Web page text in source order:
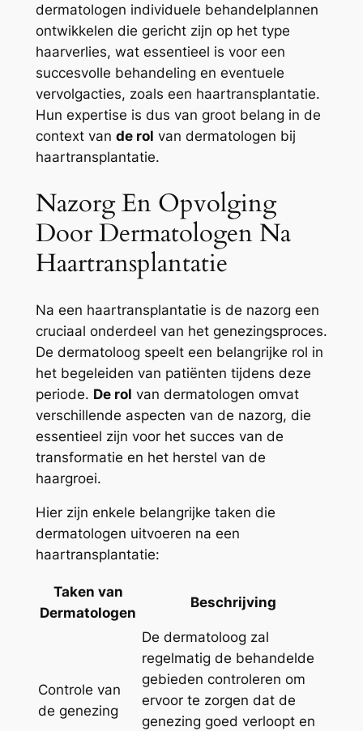
dermatologen individuele behandelplannen
ontwikkelen die gericht zijn op het type
haarverlies, wat essentieel is voor een
succesvolle behandeling en eventuele
vervolgacties, zoals een haartransplantatie.
Hun expertise is dus van groot belang in de
context van de rol van dermatologen bij
haartransplantatie.
Nazorg En Opvolging
Door Dermatologen Na
Haartransplantatie
Na een haartransplantatie is de nazorg een
cruciaal onderdeel van het genezingsproces.
De dermatoloog speelt een belangrijke rol in
het begeleiden van patiënten tijdens deze
periode. De rol van dermatologen omvat
verschillende aspecten van de nazorg, die
essentieel zijn voor het succes van de
transformatie en het herstel van de
haargroei.
Hier zijn enkele belangrijke taken die
dermatologen uitvoeren na een
haartransplantatie:
Taken van
Dermatologen
Beschrijving
Controle van
de genezing
De dermatoloog zal
regelmatig de behandelde
gebieden controleren om
ervoor te zorgen dat de
genezing goed verloopt en